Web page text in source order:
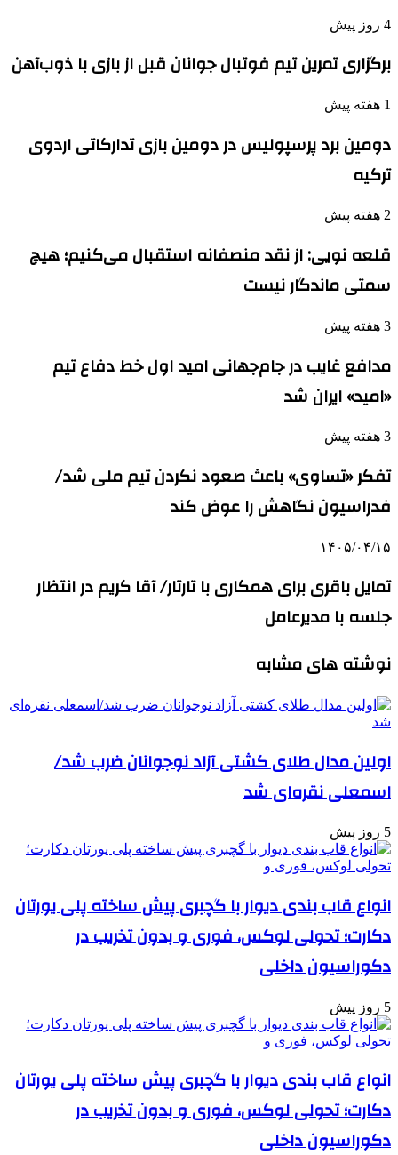
4 روز پیش
برگزاری تمرین تیم فوتبال جوانان قبل از بازی با ذوب‌آهن
1 هفته پیش
دومین برد پرسپولیس در دومین بازی تدارکاتی اردوی
ترکیه
2 هفته پیش
قلعه نویی: از نقد منصفانه استقبال می‌کنیم؛ هیچ
سمتی ماندگار نیست
3 هفته پیش
مدافع غایب در جام‌جهانی امید اول خط دفاع تیم
«امید» ایران شد
3 هفته پیش
تفکر «تساوی» باعث صعود نکردن تیم ملی شد/
فدراسیون نگاهش را عوض کند
۱۴۰۵/۰۴/۱۵
تمایل باقری برای همکاری با تارتار/ آقا کریم در انتظار
جلسه با مدیرعامل
نوشته های مشابه
اولین مدال طلای کشتی آزاد نوجوانان ضرب شد/
اسمعلی نقره‌ای شد
5 روز پیش
انواع قاب بندی دیوار با گچبری پیش ساخته پلی یورتان
دکارت؛ تحولی لوکس، فوری و بدون تخریب در
دکوراسیون داخلی
5 روز پیش
انواع قاب بندی دیوار با گچبری پیش ساخته پلی یورتان
دکارت؛ تحولی لوکس، فوری و بدون تخریب در
دکوراسیون داخلی